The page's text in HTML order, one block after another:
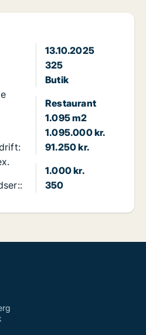
13.10.2025
325
Butik
Restaurant
1.095 m2
1.095.000 kr.
91.250 kr.
1.000 kr.
350